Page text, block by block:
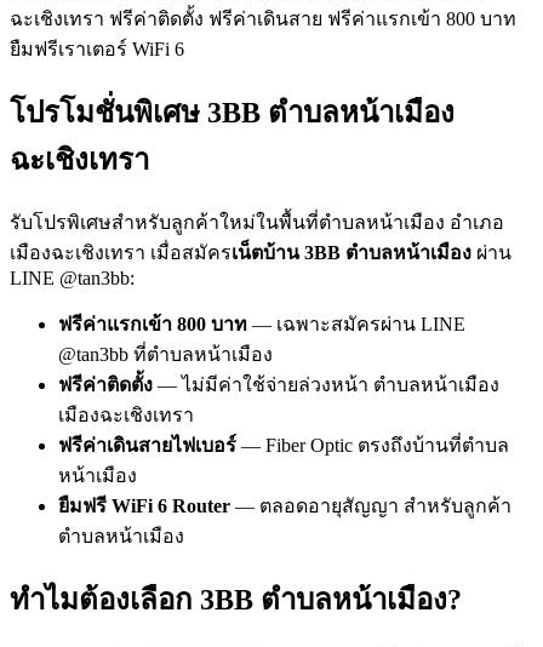
ฉะเชิงเทรา ฟรีค่าติดตั้ง ฟรีค่าเดินสาย ฟรีค่าแรกเข้า 800 บาท
ยืมฟรีเราเตอร์ WiFi 6
โปรโมชั่นพิเศษ 3BB ตำบลหน้าเมือง
ฉะเชิงเทรา
รับโปรพิเศษสำหรับลูกค้าใหม่ในพื้นที่ตำบลหน้าเมือง อำเภอ
เมืองฉะเชิงเทรา เมื่อสมัครเน็ตบ้าน 3BB ตำบลหน้าเมือง ผ่าน
LINE @tan3bb:
ฟรีค่าแรกเข้า 800 บาท — เฉพาะสมัครผ่าน LINE
@tan3bb ที่ตำบลหน้าเมือง
ฟรีค่าติดตั้ง — ไม่มีค่าใช้จ่ายล่วงหน้า ตำบลหน้าเมือง
เมืองฉะเชิงเทรา
ฟรีค่าเดินสายไฟเบอร์ — Fiber Optic ตรงถึงบ้านที่ตำบล
หน้าเมือง
ยืมฟรี WiFi 6 Router — ตลอดอายุสัญญา สำหรับลูกค้า
ตำบลหน้าเมือง
ทำไมต้องเลือก 3BB ตำบลหน้าเมือง?